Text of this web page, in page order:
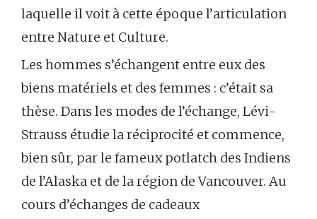
laquelle il voit à cette époque l’articulation
entre Nature et Culture.
Les hommes s’échangent entre eux des
biens matériels et des femmes : c’était sa
thèse. Dans les modes de l’échange, Lévi-
Strauss étudie la réciprocité et commence,
bien sûr, par le fameux potlatch des Indiens
de l’Alaska et de la région de Vancouver. Au
cours d’échanges de cadeaux